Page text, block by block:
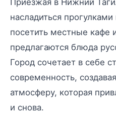
насладиться
посетить местные кафе
предлагаются блюда
Город сочетает в себе
современность,
атмосферу, которая
и снова.